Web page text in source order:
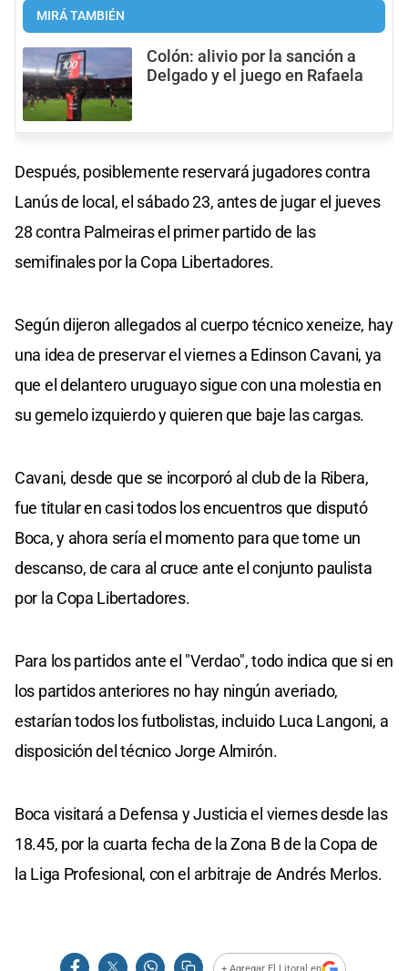
MIRÁ TAMBIÉN
Colón: alivio por la sanción a
Delgado y el juego en Rafaela
Después, posiblemente reservará jugadores contra
Lanús de local, el sábado 23, antes de jugar el jueves
28 contra Palmeiras el primer partido de las
semifinales por la Copa Libertadores.
Según dijeron allegados al cuerpo técnico xeneize, hay
una idea de preservar el viernes a Edinson Cavani, ya
que el delantero uruguayo sigue con una molestia en
su gemelo izquierdo y quieren que baje las cargas.
Cavani, desde que se incorporó al club de la Ribera,
fue titular en casi todos los encuentros que disputó
Boca, y ahora sería el momento para que tome un
descanso, de cara al cruce ante el conjunto paulista
por la Copa Libertadores.
Para los partidos ante el "Verdao", todo indica que si en
los partidos anteriores no hay ningún averiado,
estarían todos los futbolistas, incluido Luca Langoni, a
disposición del técnico Jorge Almirón.
Boca visitará a Defensa y Justicia el viernes desde las
18.45, por la cuarta fecha de la Zona B de la Copa de
la Liga Profesional, con el arbitraje de Andrés Merlos.